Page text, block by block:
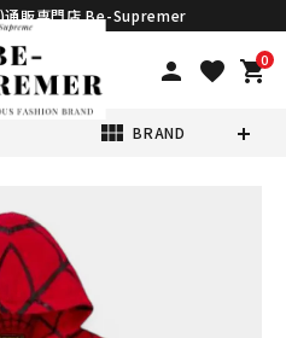
通販専門店 Be-Supremer
person favorite 0
shopping_cart
view_module BRAND